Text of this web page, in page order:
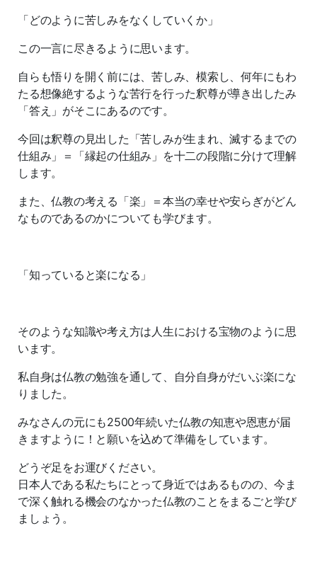
「どのように苦しみをなくしていくか」
この一言に尽きるように思います。
自らも悟りを開く前には、苦しみ、模索し、何年にもわ
たる想像絶するような苦行を行った釈尊が導き出したみ
「答え」がそこにあるのです。
今回は釈尊の見出した「苦しみが生まれ、滅するまでの
仕組み」＝「縁起の仕組み」を十二の段階に分けて理解
します。
また、仏教の考える「楽」＝本当の幸せや安らぎがどん
なものであるのかについても学びます。
「知っていると楽になる」
そのような知識や考え方は人生における宝物のように思
います。
私自身は仏教の勉強を通して、自分自身がだいぶ楽にな
りました。
みなさんの元にも2500年続いた仏教の知恵や恩恵が届
きますように！と願いを込めて準備をしています。
どうぞ足をお運びください。
日本人である私たちにとって身近ではあるものの、今ま
で深く触れる機会のなかった仏教のことをまるごと学び
ましょう。